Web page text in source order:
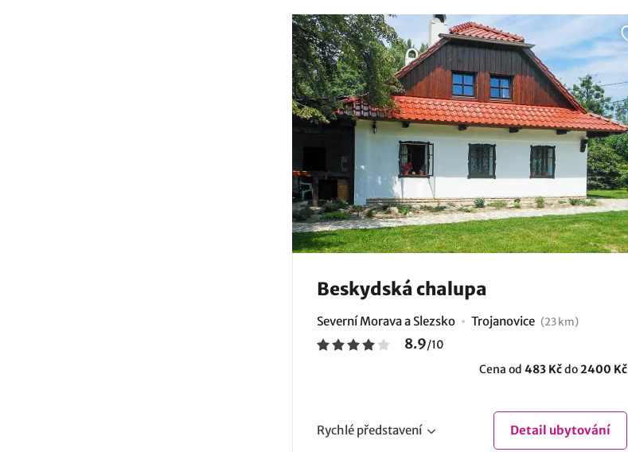
Beskydská chalupa
Severní Morava a Slezsko Trojanovice (23 km)
8.9/10
Cena od 483 Kčdo2400 Kč
Rychlé představení Detail ubytování